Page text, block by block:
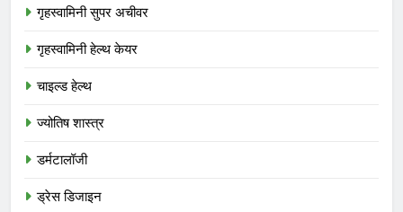
गृहस्वामिनी सुपर अचीवर
गृहस्वामिनी हेल्थ केयर
चाइल्ड हेल्थ
ज्योतिष शास्त्र
डर्मटालॉजी
ड्रेस डिजाइन